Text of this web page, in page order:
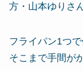
方・山本ゆりさ
フライパン1つ
そこまで手間が